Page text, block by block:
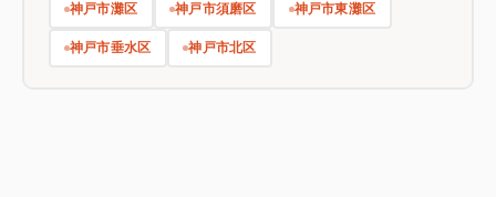
神戸市灘区 神戸市須磨区 神戸市東灘区
神戸市垂水区 神戸市北区